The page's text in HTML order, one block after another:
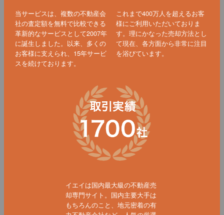
当サービスは、複数の不動産会
社の査定額を無料で比較できる
革新的なサービスとして2007年
に誕生しました。以来、多くの
お客様に支えられ、15年サービ
スを続けております。
これまで400万人を超えるお客
様にご利用いただいておりま
す。理にかなった売却方法とし
て現在、各方面から非常に注目
を浴びています。
イエイは国内最大級の不動産売
却専門サイト。国内主要大手は
もちろんのこと、地元密着の有